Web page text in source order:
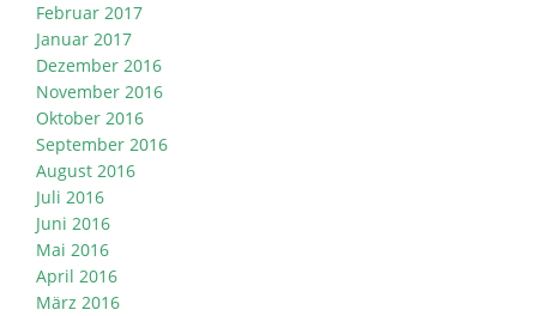
Februar 2017
Januar 2017
Dezember 2016
November 2016
Oktober 2016
September 2016
August 2016
Juli 2016
Juni 2016
Mai 2016
April 2016
März 2016